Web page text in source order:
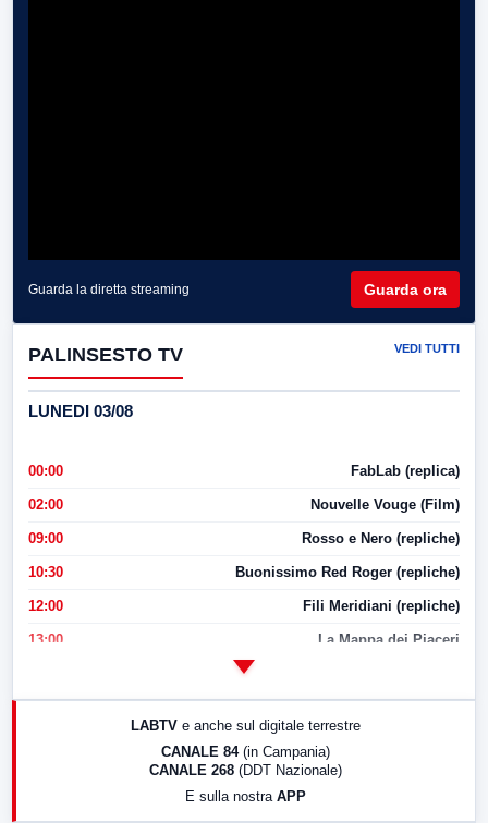
Guarda la diretta streaming Guarda ora
PALINSESTO TV VEDI TUTTI
LUNEDI 03/08
00:00 FabLab (replica)
02:00 Nouvelle Vouge (Film)
09:00 Rosso e Nero (repliche)
10:30 Buonissimo Red Roger (repliche)
12:00 Fili Meridiani (repliche)
13:00 La Mappa dei Piaceri
17:00 LabNews (replica)
LABTV e anche sul digitale terrestre
CANALE 84 (in Campania)
CANALE 268 (DDT Nazionale)
E sulla nostra APP